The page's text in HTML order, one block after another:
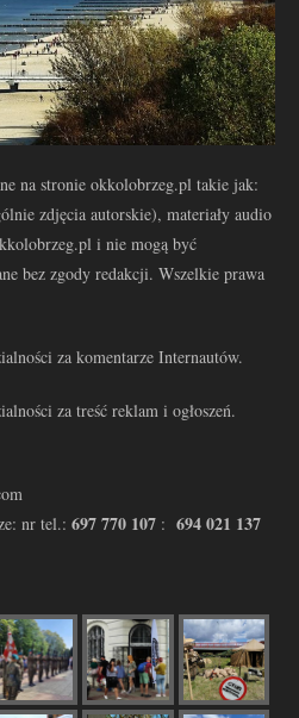
na stronie okkolobrzeg.pl takie jak:
zdjęcia autorskie), materiały audio
i nie mogą być
bez zgody redakcji. Wszelkie prawa
za komentarze Internautów.
za treść reklam i ogłoszeń.
nr tel.: 697 770 107 : 694 021 137